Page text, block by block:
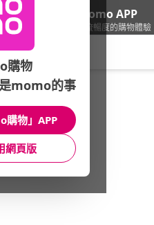
下載momo APP
給你3倍流暢度的購物體驗
車/汽車百貨/清潔打蠟用品
館長推薦 月銷量
購物
momo的事
購物」APP
網頁版